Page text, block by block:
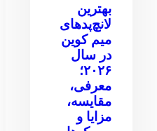
بهترین
لانچ‌پدهای
میم کوین
در سال
۲۰۲۶؛
معرفی،
مقایسه،
مزایا و